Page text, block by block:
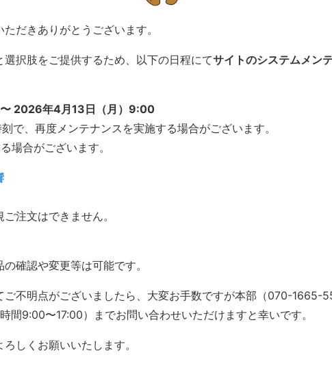
だきありがとうございます。
択肢をご提供するため、以下の日程にてサイトのシステムメン
2026年4月13日（月）9:00
で、再度メンテナンスを実施する場合がございます。
場合がございます。
注文はできません。
確認や変更等は可能です。
ご不明点がございましたら、大変お手数ですが本部（070-
9:00〜17:00）までお問い合わせいただけますと幸いです。
しくお願いいたします。